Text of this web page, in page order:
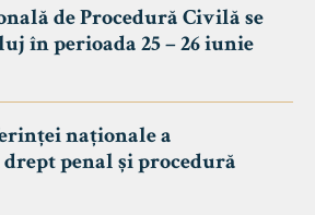
de Procedură Civilă se
în perioada 25 – 26 iunie
naționale a
penal și procedură